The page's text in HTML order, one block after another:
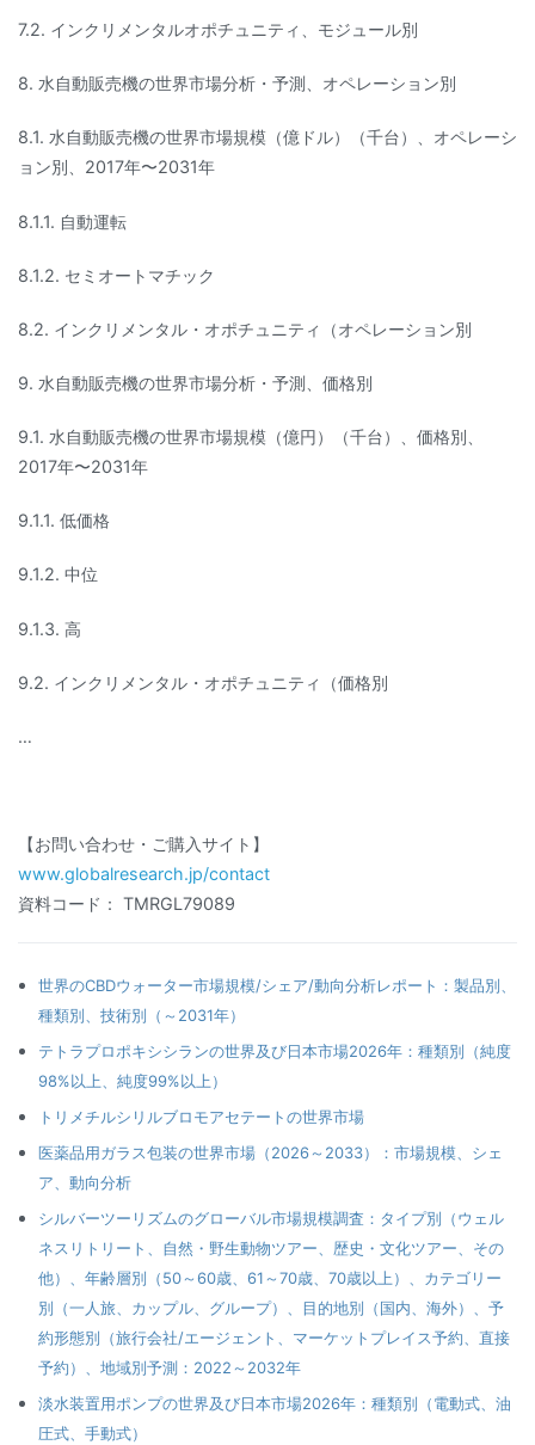
7.2. インクリメンタルオポチュニティ、モジュール別
8. 水自動販売機の世界市場分析・予測、オペレーション別
8.1. 水自動販売機の世界市場規模（億ドル）（千台）、オペレーシ
ョン別、2017年〜2031年
8.1.1. 自動運転
8.1.2. セミオートマチック
8.2. インクリメンタル・オポチュニティ（オペレーション別
9. 水自動販売機の世界市場分析・予測、価格別
9.1. 水自動販売機の世界市場規模（億円）（千台）、価格別、
2017年〜2031年
9.1.1. 低価格
9.1.2. 中位
9.1.3. 高
9.2. インクリメンタル・オポチュニティ（価格別
…
【お問い合わせ・ご購入サイト】
www.globalresearch.jp/contact
資料コード： TMRGL79089
世界のCBDウォーター市場規模/シェア/動向分析レポート：製品別、
種類別、技術別（～2031年）
テトラプロポキシシランの世界及び日本市場2026年：種類別（純度
98%以上、純度99%以上）
トリメチルシリルブロモアセテートの世界市場
医薬品用ガラス包装の世界市場（2026～2033）：市場規模、シェ
ア、動向分析
シルバーツーリズムのグローバル市場規模調査：タイプ別（ウェル
ネスリトリート、自然・野生動物ツアー、歴史・文化ツアー、その
他）、年齢層別（50～60歳、61～70歳、70歳以上）、カテゴリー
別（一人旅、カップル、グループ）、目的地別（国内、海外）、予
約形態別（旅行会社/エージェント、マーケットプレイス予約、直接
予約）、地域別予測：2022～2032年
淡水装置用ポンプの世界及び日本市場2026年：種類別（電動式、油
圧式、手動式）